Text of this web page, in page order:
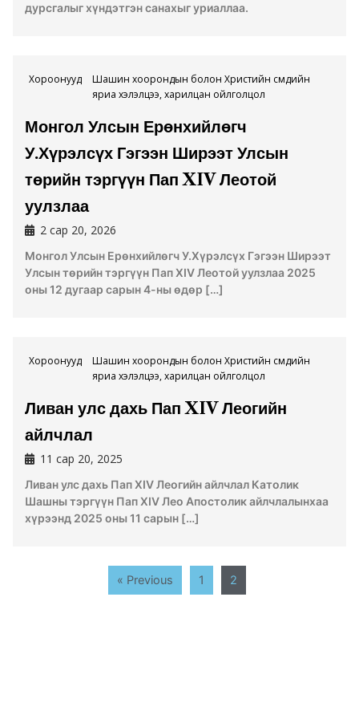
дурсгалыг хүндэтгэн санахыг уриаллаа.
Хороонууд
Шашин хоорондын болон Христийн сүмүүдийн
яриа хэлэлцээ, харилцан ойлголцол
Монгол Улсын Ерөнхийлөгч
У.Хүрэлсүх Гэгээн Ширээт Улсын
төрийн тэргүүн Пап XIV Леотой
уулзлаа
2 сар 20, 2026
Монгол Улсын Ерөнхийлөгч У.Хүрэлсүх Гэгээн Ширээт
Улсын төрийн тэргүүн Пап XIV Леотой уулзлаа 2025
оны 12 дугаар сарын 4-ны өдөр […]
Хороонууд
Шашин хоорондын болон Христийн сүмүүдийн
яриа хэлэлцээ, харилцан ойлголцол
Ливан улс дахь Пап XIV Леогийн
айлчлал
11 сар 20, 2025
Ливан улс дахь Пап XIV Леогийн айлчлал Католик
Шашны тэргүүн Пап XIV Лео Апостолик айлчлалынхаа
хүрээнд 2025 оны 11 сарын […]
« Previous 1 2